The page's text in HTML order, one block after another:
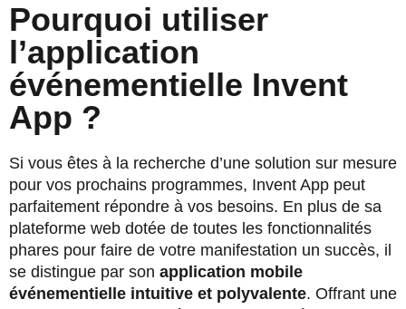
Pourquoi utiliser
l’application
événementielle Invent
App ?
Si vous êtes à la recherche d’une solution sur mesure
pour vos prochains programmes, Invent App peut
parfaitement répondre à vos besoins. En plus de sa
plateforme web dotée de toutes les fonctionnalités
phares pour faire de votre manifestation un succès, il
se distingue par son application mobile
événementielle intuitive et polyvalente. Offrant une